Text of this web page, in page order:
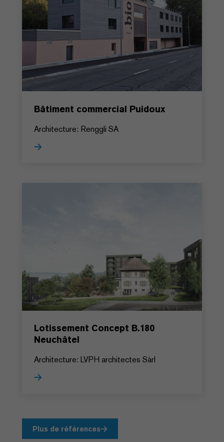
Bâtiment commercial Puidoux
Architecture: Renggli SA
Lotissement Concept B.180
Neuchâtel
Architecture: LVPH architectes Sàrl
Plus de références